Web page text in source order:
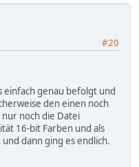
#20
einfach genau befolgt und
den einen noch
noch die Datei
16-bit Farben und als
dann ging es endlich.